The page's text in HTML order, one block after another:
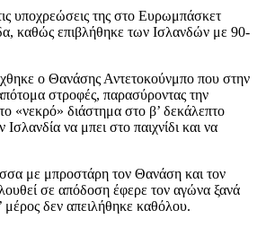
υποχρεώσεις της στο Ευρωμπάσκετ
καθώς επιβλήθηκε των Ισλανδών με 90-
ο Θανάσης Αντετοκούνμπο που στην
στροφές, παρασύροντας την
«νεκρό» διάστημα στο β’ δεκάλεπτο
να μπει στο παιχνίδι και να
με μπροστάρη τον Θανάση και τον
σε απόδοση έφερε τον αγώνα ξανά
μέρος δεν απειλήθηκε καθόλου.